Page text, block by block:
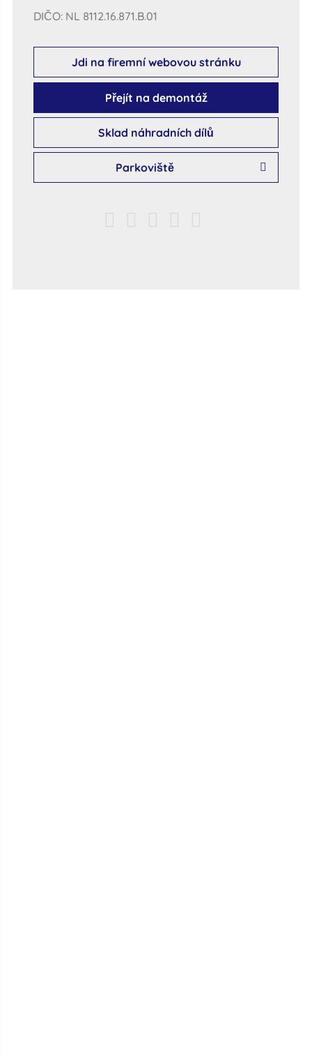
DIČO: NL 8112.16.871.B.01
Jdi na firemní webovou stránku
Přejít na demontáž
Sklad náhradních dílů
Parkoviště